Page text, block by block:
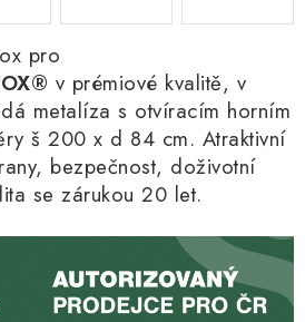
pro
® v prémiové kvalitě, v
metalíza s otvíracím horním
š 200 x d 84 cm. Atraktivní
bezpečnost, doživotní
se zárukou 20 let.